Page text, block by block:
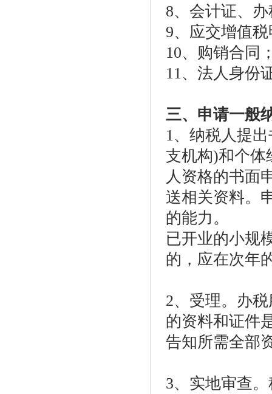
8、会计证、
9、应交增值
10、购销合同
11、法人身份
三、申请一般
1、纳税人提
支机构)和个体
人资格的书面
送相关资料。
的能力。
已开业的小规
的，应在次年
2、受理。办
的资料和证件
告知所需全部
3、实地审查